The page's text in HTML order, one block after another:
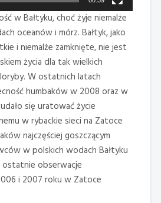
w Bałtyku, choć żyje niemalże
oceanów i mórz. Bałtyk, jako
i niemalże zamknięte, nie jest
życia dla tak wielkich
W ostatnich latach
humbaków w 2008 oraz w
się uratować życie
w rybackie sieci na Zatoce
najczęściej goszczącym
w polskich wodach Bałtyku
obserwacje
i 2007 roku w Zatoce